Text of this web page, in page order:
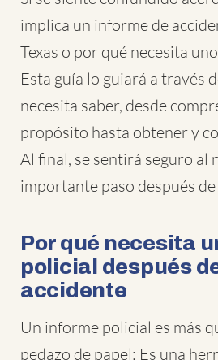
implica un informe de
Texas o por qué necesita
Esta guía lo guiará a través
necesita saber, desde
propósito hasta obtener y
Al final, se sentirá seguro al
importante paso después
Por qué necesita
policial después
accidente
Un informe policial es más
pedazo de papel; Es una